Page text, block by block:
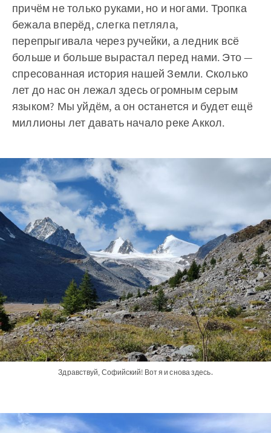
причём не только руками, но и ногами. Тропка
бежала вперёд, слегка петляла,
перепрыгивала через ручейки, а ледник всё
больше и больше вырастал перед нами. Это —
спресованная история нашей Земли. Сколько
лет до нас он лежал здесь огромным серым
языком? Мы уйдём, а он останется и будет ещё
миллионы лет давать начало реке Аккол.
Здравствуй, Софийский! Вот я и снова здесь.